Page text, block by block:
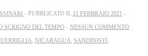
PUBBLICATO IL 21 FEBBRAIO 2021
SCRIGNO DEL TEMPO
NESSUN COMMENTO
, NICARAGUA, SANDINISTI ,